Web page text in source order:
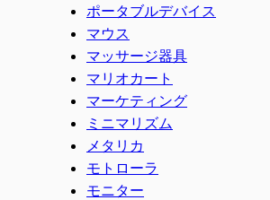
ポータブルデバイス
マウス
マッサージ器具
マリオカート
マーケティング
ミニマリズム
メタリカ
モトローラ
モニター